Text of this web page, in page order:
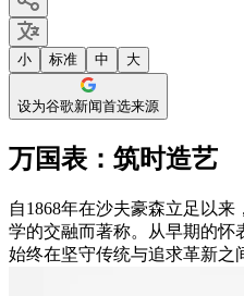
小 标准 中 大
设为谷歌新闻首选来源
万国表：筑时造艺
自1868年在沙夫豪森立足以
学的交融而著称。从早期的怀
始终在坚守传统与追求革新之